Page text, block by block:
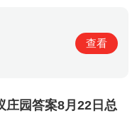
查看
庄园答案8月22日总